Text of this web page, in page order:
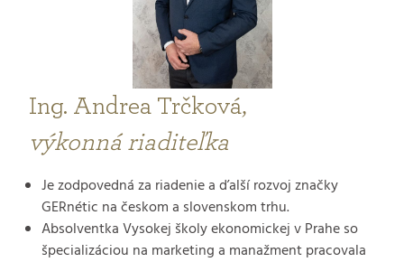
Ing. Andrea Trčková,
výkonná riaditeľka
Je zodpovedná za riadenie a ďalší rozvoj značky
GERnétic na českom a slovenskom trhu.
Absolventka Vysokej školy ekonomickej v Prahe so
špecializáciou na marketing a manažment pracovala